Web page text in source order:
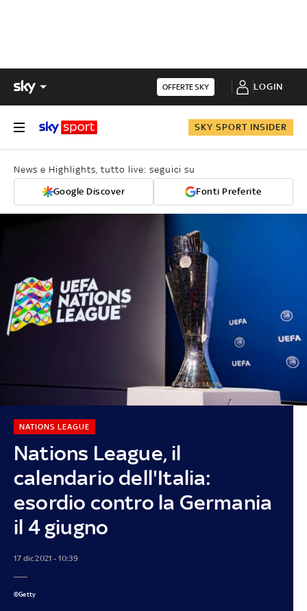
OFFERTE SKY LOGIN
SKY SPORT INSIDER
News e Highlights, tutto live: seguici su
Google Discover Fonti Preferite
Nations League, il
calendario dell'Italia:
esordio contro la Germania
il 4 giugno
NATIONS LEAGUE
17 dic 2021 - 10:39
©Getty